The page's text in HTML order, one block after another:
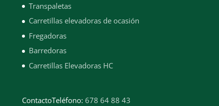
Transpaletas
Carretillas elevadoras de ocasión
Fregadoras
Barredoras
Carretillas Elevadoras HC
ContactoTeléfono: 678 64 88 43